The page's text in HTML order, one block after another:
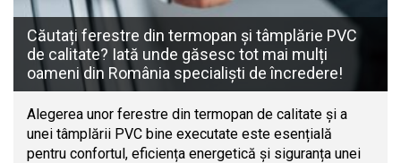
Căutați ferestre din termopan și tâmplărie PVC
de calitate? Iată unde găsesc tot mai mulți
oameni din România specialiști de încredere!
Alegerea unor ferestre din termopan de calitate și a
unei tâmplării PVC bine executate este esențială
pentru confortul, eficiența energetică și siguranța unei